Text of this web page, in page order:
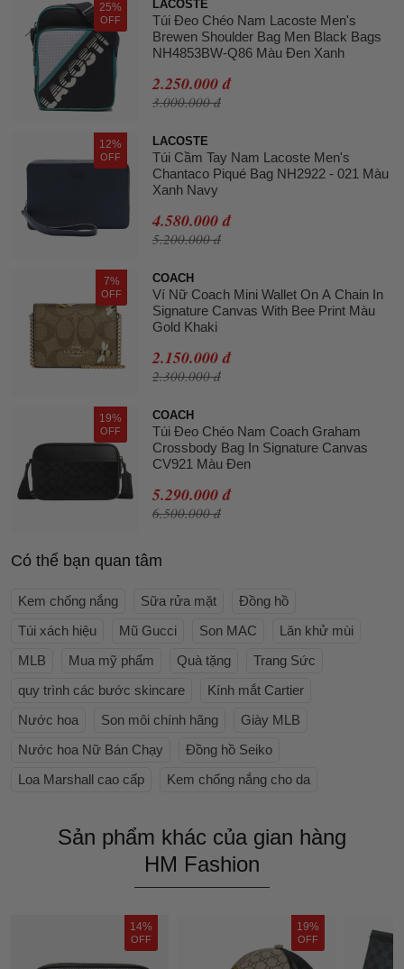
25%
OFF
LACOSTE
Túi Đeo Chéo Nam Lacoste Men's
Brewen Shoulder Bag Men Black Bags
NH4853BW-Q86 Màu Đen Xanh
2.250.000 đ
3.000.000 đ
12%
OFF
LACOSTE
Túi Cầm Tay Nam Lacoste Men's
Chantaco Piqué Bag NH2922 - 021 Màu
Xanh Navy
4.580.000 đ
5.200.000 đ
7%
OFF
COACH
Ví Nữ Coach Mini Wallet On A Chain In
Signature Canvas With Bee Print Màu
Gold Khaki
2.150.000 đ
2.300.000 đ
19%
OFF
COACH
Túi Đeo Chéo Nam Coach Graham
Crossbody Bag In Signature Canvas
CV921 Màu Đen
5.290.000 đ
6.500.000 đ
Có thể bạn quan tâm
Kem chống nắng Sữa rửa mặt
Đồng hồ
Túi xách hiệu
Mũ Gucci Son MAC
Lăn khử mùi
MLB
Mua mỹ phẩm Quà tặng
Trang Sức
quy trình các bước skincare
Kính mắt Cartier
Nước hoa
Son môi chính hãng
Giày MLB
Nước hoa Nữ Bán Chạy
Đồng hồ Seiko
Loa Marshall cao cấp
Kem chống nắng cho da
Sản phẩm khác của gian hàng
HM Fashion
14%
OFF
19%
OFF